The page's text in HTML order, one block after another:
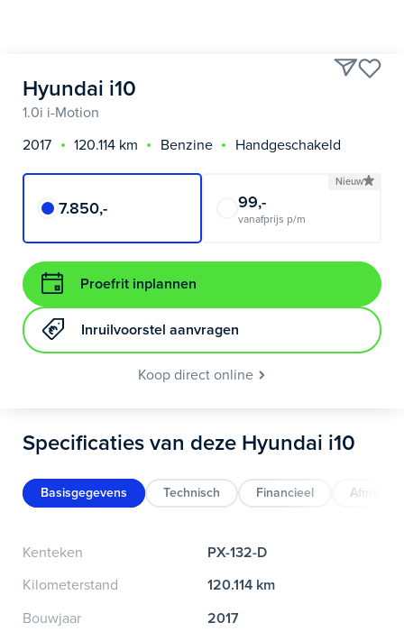
Hyundai i10
1.0i i-Motion
2017
120.114 km Benzine Handgeschakeld
7.850,-
Nieuw
99,-
vanafprijs p/m
Proefrit inplannen
Inruilvoorstel aanvragen
Koop direct online
Specificaties van deze Hyundai i10
Basisgegevens Technisch Financieel
Kenteken
PX-132-D
Kilometerstand
120.114 km
Bouwjaar
2017